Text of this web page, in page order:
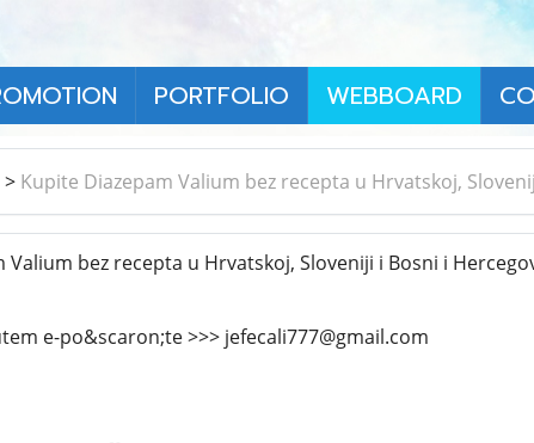
PORTFOLIO WEBBOARD
> Kupite Diazepam Valium bez recepta u Hrvatskoj,
Valium bez recepta u Hrvatskoj, Sloveniji i Bosni i
e-po&scaron;te >>> jefecali777@gmail.com